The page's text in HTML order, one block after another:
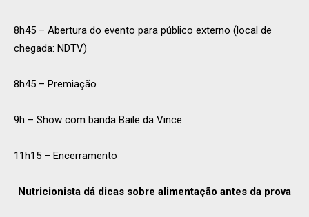
8h45 – Abertura do evento para público externo (local de
chegada: NDTV)
8h45 – Premiação
9h – Show com banda Baile da Vince
11h15 – Encerramento
Nutricionista dá dicas sobre alimentação antes da prova